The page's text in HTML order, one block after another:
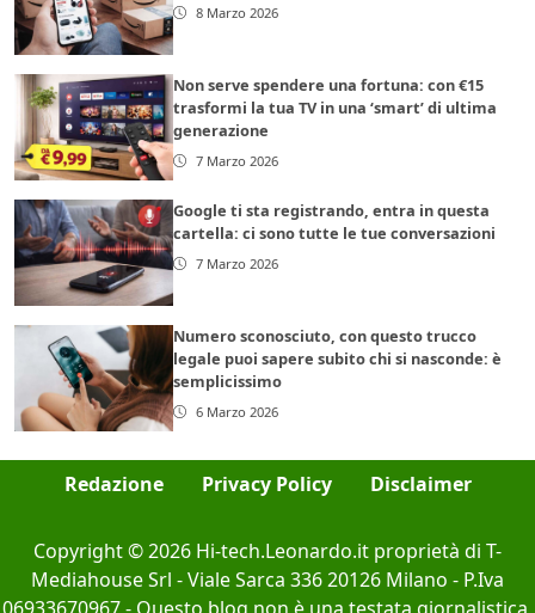
8 Marzo 2026
Non serve spendere una fortuna: con €15
trasformi la tua TV in una ‘smart’ di ultima
generazione
7 Marzo 2026
Google ti sta registrando, entra in questa
cartella: ci sono tutte le tue conversazioni
7 Marzo 2026
Numero sconosciuto, con questo trucco
legale puoi sapere subito chi si nasconde: è
semplicissimo
6 Marzo 2026
Redazione Privacy Policy Disclaimer
Copyright © 2026 Hi-tech.Leonardo.it proprietà di T-
Mediahouse Srl - Viale Sarca 336 20126 Milano - P.Iva